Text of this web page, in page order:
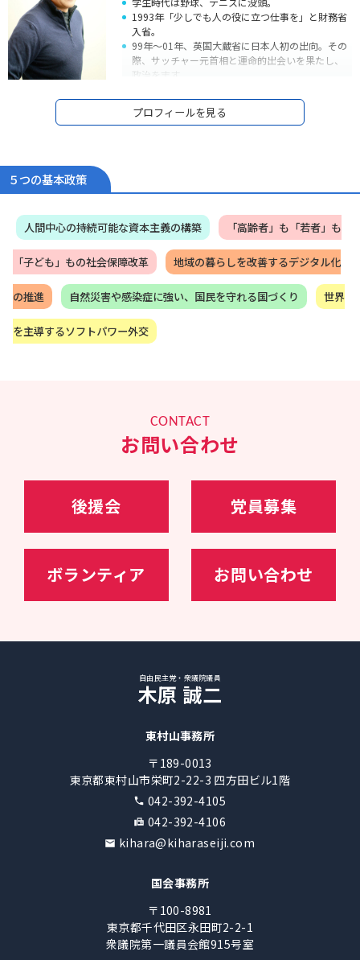
1993年「少しでも人の役に立つ仕事を」と財務省
入省。
99年～01年、英国大蔵省に日本人初の出向。その
際、サッチャー元首相と運命的出会いを果たし、
政治を志す。
09年～12年、落選中の3年間、民間企業で営業マ
ンとして経済の現場で働きながら、地元政治活動
復帰（2期目）、現在当選4期。
大臣を務める。
政治家としては初めて経済連携協定（EPA）の首席
交渉官を努め、日本とモンゴルのEPAを妥結、
2016年5月、モンゴルより北斗七星勲章を授与さ
れた他、平和外交の柱であるODAの改善や核軍
縮・核不拡散に心血を注ぐ。また、2016年7月バ
ングラデシュ・ダッカで発生したテロ事件では現
地対策本部長を務める。
17年～20年、岸田文雄政務調査会長の下、政務調
20年10月～、衆議院内閣委員会委員長
21年10月～、内閣官房副長官（政務）、内閣総理
大臣補佐官
事長代理・政調会長特別補佐
プロフィールを見る
５つの基本政策
人間中心の持続可能な資本主義の構築 「高齢者」も「若者」も
「子ども」もの社会保障改革 地域の暮らしを改善するデジタル化
の推進 自然災害や感染症に強い、国民を守れる国づくり 世界
を主導するソフトパワー外交
CONTACT
お問い合わせ
後援会 党員募集
ボランティア お問い合わせ
自由民主党・衆議院議員
木原 誠二
東村山事務所
〒189-0013
東京都東村山市栄町2-22-3 四方田ビル1階
042-392-4105
042-392-4106
kihara@kiharaseiji.com
国会事務所
〒100-8981
東京都千代田区永田町2-2-1
衆議院第一議員会館915号室